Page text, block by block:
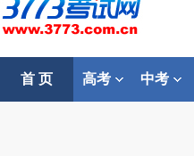
首 页 高考 中考